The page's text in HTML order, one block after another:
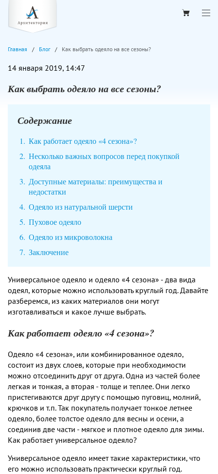
Главная Блог Как выбрать одеяло на все сезоны?
14 января 2019, 14:47
Как выбрать одеяло на все сезоны?
Содержание
Как работает одеяло «4 сезона»?
Несколько важных вопросов перед покупкой
одеяла
Доступные материалы: преимущества и
недостатки
Одеяло из натуральной шерсти
Пуховое одеяло
Одеяло из микроволокна
Заключение
Универсальное одеяло и одеяло «4 сезона» - два вида
одеял, которые можно использовать круглый год. Давайте
разберемся, из каких материалов они могут
изготавливаться и какое лучше выбрать.
Как работает одеяло «4 сезона»?
Одеяло «4 сезона», или комбинированное одеяло,
состоит из двух слоев, которые при необходимости
можно отсоединить друг от друга. Одна из частей более
легкая и тонкая, а вторая - толще и теплее. Они легко
пристегиваются друг другу с помощью пуговиц, молний,
крючков и т.п. Так покупатель получает тонкое летнее
одеяло, более толстое одеяло для весны и осени, а
соединив две части - мягкое и плотное одеяло для зимы.
Как работает универсальное одеяло?
Универсальное одеяло имеет такие характеристики, что
его можно использовать практически круглый год.